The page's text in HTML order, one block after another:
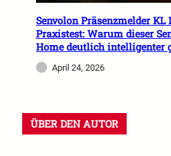
Senvolon Präsenzmelder KL
Praxistest: Warum dieser
Home deutlich intelligenter
April 24, 2026
ÜBER DEN AUTOR